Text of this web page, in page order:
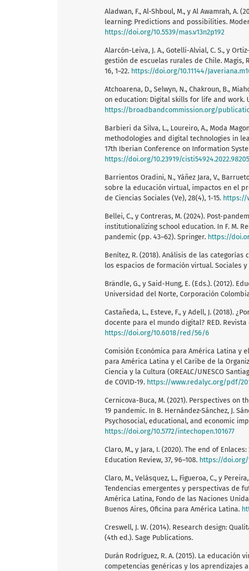
Aladwan, F., Al-Shboul, M., y Al Awamrah, A.
learning: Predictions and possibilities.
https://doi.org/10.5539/mas.v13n2p192
Alarcón-Leiva, J. A., Gotelli-Alvial, C. S., y
gestión de escuelas rurales de Chile.
16, 1–22. https://doi.org/10.11144/
Atchoarena, D., Selwyn, N., Chakroun, B.,
on education: Digital skills for life and work.
https://broadbandcommission.org/
Barbieri da Silva, L., Loureiro, A., Moda
methodologies and digital technologies in
17th Iberian Conference on Information
https://doi.org/10.23919/
Barrientos Oradini, N., Yáñez Jara, V.,
sobre la educación virtual, impactos en el
de Ciencias Sociales (Ve), 28(4), 1-15. https://
Bellei, C., y Contreras, M. (2024). Post-
institutionalizing school education. In F. M.
pandemic (pp. 43–62). Springer. https://
Benítez, R. (2018). Análisis de las
los espacios de formación virtual. Sociales y
Brändle, G., y Said-Hung, E. (Eds.). (2012).
Universidad del Norte, Corporación
Castañeda, L., Esteve, F., y Adell, J. (2018).
docente para el mundo digital? RED. Revista
https://doi.org/10.6018/red/56/6
Comisión Económica para América Latina y
para América Latina y el Caribe de la
Ciencia y la Cultura (OREALC/UNESCO
de COVID-19. https://www.redalyc.org/pdf/
Cernicova-Buca, M. (2021). Perspectives on
19 pandemic. In B. Hernández-Sánchez, J.
Psychosocial, educational, and economic
https://doi.org/10.5772/intechopen.101677
Claro, M., y Jara, I. (2020). The end of
Education Review, 37, 96–108. https://doi.org/
Claro, M., Velásquez, L., Figueroa, C., y
Tendencias emergentes y perspectivas de
América Latina, Fondo de las Naciones
Buenos Aires, Oficina para América Latina.
Creswell, J. W. (2014). Research design:
(4th ed.). Sage Publications.
Durán Rodríguez, R. A. (2015). La
competencias genéricas y los aprendizajes